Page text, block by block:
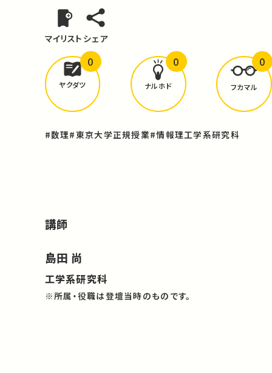
マイリスト シェア
どんな学びがありましたか？
ヤクダツ
0
ナルホド
0
フカマル
0
#数理#東京大学正規授業#情報理工学系研究科
講師
島田 尚
工学系研究科
※所属・役職は登壇当時のものです。